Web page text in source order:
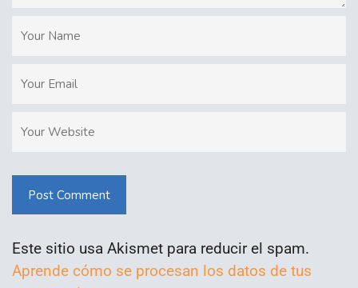
Post Comment
Este sitio usa Akismet para reducir el spam.
Aprende cómo se procesan los datos de tus